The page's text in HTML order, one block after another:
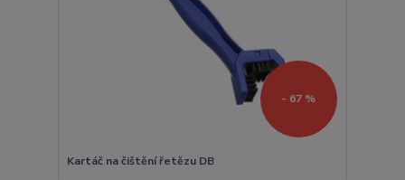
- 67 %
Kartáč na čištění řetězu DB